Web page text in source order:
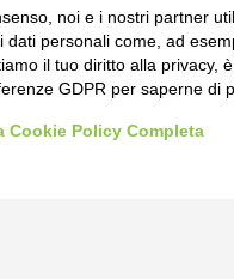
Bogliano Srl
Strada
Borgo San
Pocapaglia
noi e i nostri partner
dati personali come, ad
il tuo diritto alla privacy,
GDPR per saperne di
Cookie Policy Completa